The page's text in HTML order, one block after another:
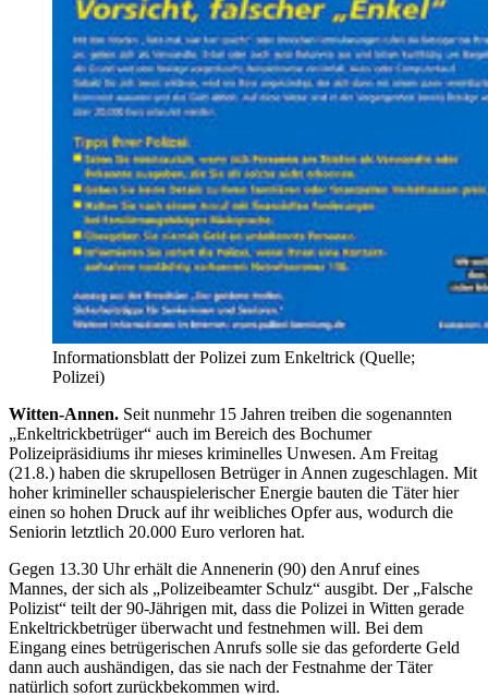
Informationsblatt der Polizei zum Enkeltrick (Quelle;
Polizei)
Witten-Annen. Seit nunmehr 15 Jahren treiben die sogenannten
„Enkeltrickbetrüger“ auch im Bereich des Bochumer
Polizeipräsidiums ihr mieses kriminelles Unwesen. Am Freitag
(21.8.) haben die skrupellosen Betrüger in Annen zugeschlagen. Mit
hoher krimineller schauspielerischer Energie bauten die Täter hier
einen so hohen Druck auf ihr weibliches Opfer aus, wodurch die
Seniorin letztlich 20.000 Euro verloren hat.
Gegen 13.30 Uhr erhält die Annenerin (90) den Anruf eines
Mannes, der sich als „Polizeibeamter Schulz“ ausgibt. Der „Falsche
Polizist“ teilt der 90-Jährigen mit, dass die Polizei in Witten gerade
Enkeltrickbetrüger überwacht und festnehmen will. Bei dem
Eingang eines betrügerischen Anrufs solle sie das geforderte Geld
dann auch aushändigen, das sie nach der Festnahme der Täter
natürlich sofort zurückbekommen wird.